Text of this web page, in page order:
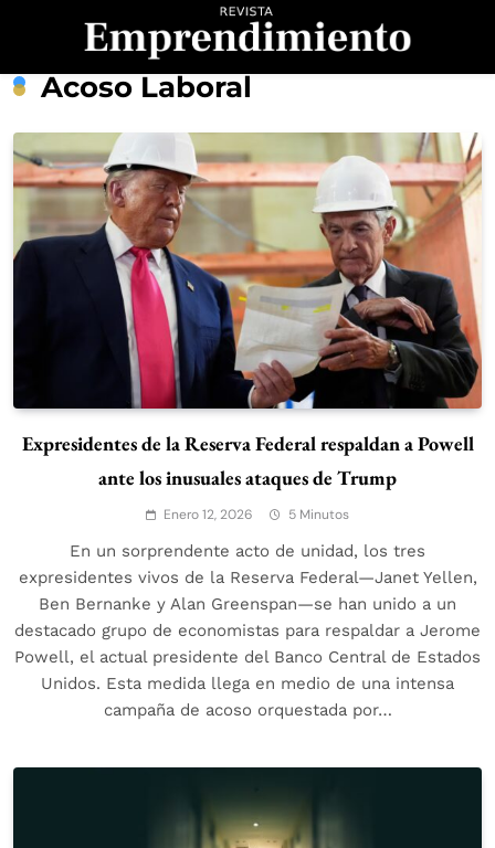
Revista
Emprendimiento
Acoso Laboral
Expresidentes de la Reserva Federal respaldan a Powell
ante los inusuales ataques de Trump
Enero 12, 2026 5 Minutos
En un sorprendente acto de unidad, los tres
expresidentes vivos de la Reserva Federal—Janet Yellen,
Ben Bernanke y Alan Greenspan—se han unido a un
destacado grupo de economistas para respaldar a Jerome
Powell, el actual presidente del Banco Central de Estados
Unidos. Esta medida llega en medio de una intensa
campaña de acoso orquestada por…